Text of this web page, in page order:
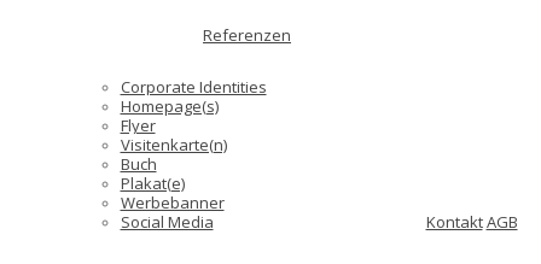
Referenzen
Corporate Identities
Homepage(s)
Flyer
Visitenkarte(n)
Buch
Plakat(e)
Werbebanner
Social Media
KontaktAGB